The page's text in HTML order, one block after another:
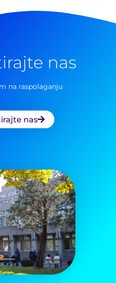
nas
na raspolaganju
nas